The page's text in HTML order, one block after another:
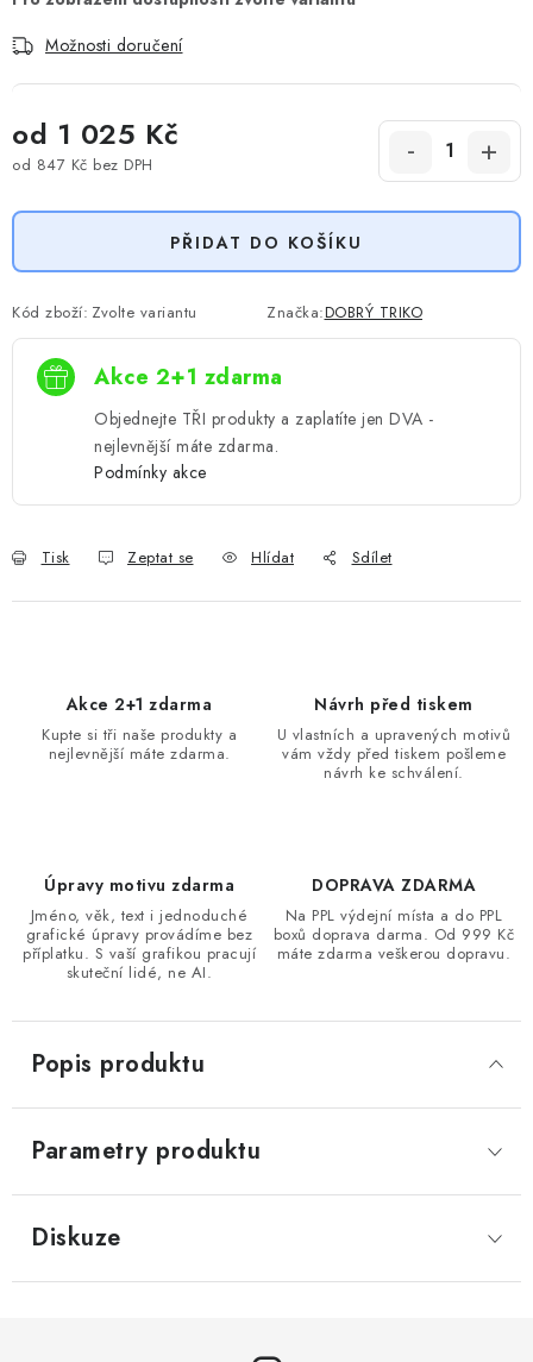
Možnosti doručení
od 1 025 Kč
od 847 Kč bez DPH
PŘIDAT DO KOŠÍKU
Kód zboží: Zvolte variantu Značka:DOBRÝ TRIKO
Akce 2+1 zdarma
Objednejte TŘI produkty a zaplatíte jen DVA -
nejlevnější máte zdarma.
Podmínky akce
Tisk Zeptat se Hlídat Sdílet
Akce 2+1 zdarma
Kupte si tři naše produkty a
nejlevnější máte zdarma.
Návrh před tiskem
U vlastních a upravených motivů
vám vždy před tiskem pošleme
návrh ke schválení.
Úpravy motivu zdarma
Jméno, věk, text i jednoduché
grafické úpravy provádíme bez
příplatku. S vaší grafikou pracují
skuteční lidé, ne AI.
DOPRAVA ZDARMA
Na PPL výdejní místa a do PPL
boxů doprava darma. Od 999 Kč
máte zdarma veškerou dopravu.
Popis produktu
Parametry produktu
Diskuze